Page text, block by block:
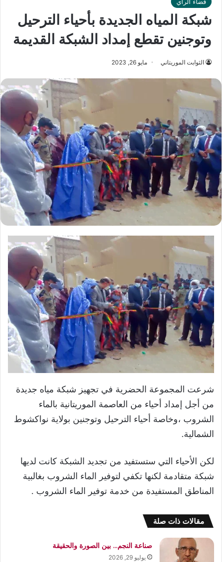
شبكة المياه الجديدة بأحياء الترحيل
وتوجنين تقطع إمداد الشبكة القديمة
الثوابت الموريتاني مايو 26, 2023
شرعت المجموعة الحضرية في تجهيز شبكة مياه جديدة
من أجل إمداد أحياء من العاصمة الموريتانية بالماء
الشروب ،وخاصة أحياء الترحيل وتوجنين بولاية نواكشوط
الشمالية.
لكن الأحياء التي ستستفيد من تجديد الشبكة كانت لديها
شبكة متقادمة لكنها تكفي لتوفير الماء الشروب بغالبية
المناطق المستفيدة من خدمة توفير الماء الشروب .
مقالات ذات صلة
صناعة النجم… بين الصورة والحقيقة
يوليو 29, 2026